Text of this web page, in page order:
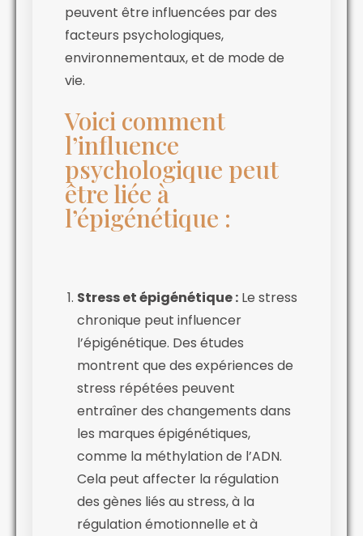
peuvent être influencées par des
facteurs psychologiques,
environnementaux, et de mode de
vie.
Voici comment
l’influence
psychologique peut
être liée à
l’épigénétique :
Stress et épigénétique : Le stress
chronique peut influencer
l’épigénétique. Des études
montrent que des expériences de
stress répétées peuvent
entraîner des changements dans
les marques épigénétiques,
comme la méthylation de l’ADN.
Cela peut affecter la régulation
des gènes liés au stress, à la
régulation émotionnelle et à